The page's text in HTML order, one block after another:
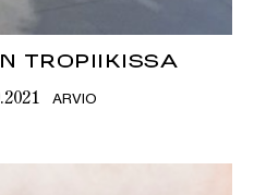
TROPIIKISSA
ARVIO